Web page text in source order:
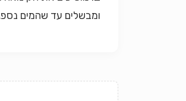
ומבשלים עד שהמים נספגים